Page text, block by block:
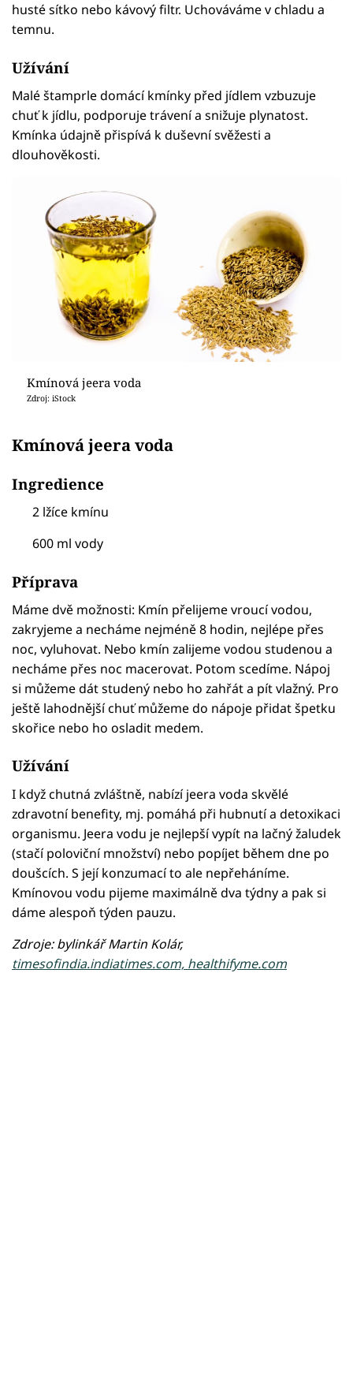
husté sítko nebo kávový filtr. Uchováváme v chladu a
temnu.
Užívání
Malé štamprle domácí kmínky před jídlem vzbuzuje
chuť k jídlu, podporuje trávení a snižuje plynatost.
Kmínka údajně přispívá k duševní svěžesti a
dlouhověkosti.
Kmínová jeera voda
Zdroj: iStock
Kmínová jeera voda
Ingredience
2 lžíce kmínu
600 ml vody
Příprava
Máme dvě možnosti: Kmín přelijeme vroucí vodou,
zakryjeme a necháme nejméně 8 hodin, nejlépe přes
noc, vyluhovat. Nebo kmín zalijeme vodou studenou a
necháme přes noc macerovat. Potom scedíme. Nápoj
si můžeme dát studený nebo ho zahřát a pít vlažný. Pro
ještě lahodnější chuť můžeme do nápoje přidat špetku
skořice nebo ho osladit medem.
Užívání
I když chutná zvláštně, nabízí jeera voda skvělé
zdravotní benefity, mj. pomáhá při hubnutí a detoxikaci
organismu. Jeera vodu je nejlepší vypít na lačný žaludek
(stačí poloviční množství) nebo popíjet během dne po
doušcích. S její konzumací to ale nepřeháníme.
Kmínovou vodu pijeme maximálně dva týdny a pak si
dáme alespoň týden pauzu.
Zdroje: bylinkář Martin Kolár,
timesofindia.indiatimes.com, healthifyme.com